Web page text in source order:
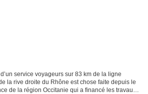
service voyageurs sur 83 km de la ligne
la rive droite du Rhône est chose faite depuis le
de la région Occitanie qui a financé les travaux